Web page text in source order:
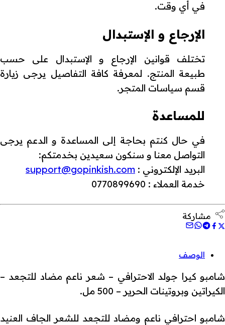
في أي وقت.
الإرجاع و الإستبدال
تختلف قوانين الإرجاع و الإستبدال على حسب
طبيعة المنتج. لمعرفة كافة التفاصيل يرجى زيارة
قسم سياسات المتجر.
للمساعدة
في حال كنتم بحاجة إلى المساعدة و الدعم يرجى
التواصل معنا و سنكون سعيدين بخدمتكم:
البريد الإلكتروني : support@gopinkish.com
خدمة العملاء : 0770899690
مشاركة
الوصف
شامبو كيرا جولد الاحترافي – شعر ناعم مضاد للتجعد –
الكيراتين وبروتينات الحرير – 500 مل.
شامبو احترافي ناعم ومضاد للتجعد للشعر الجاف العنيد